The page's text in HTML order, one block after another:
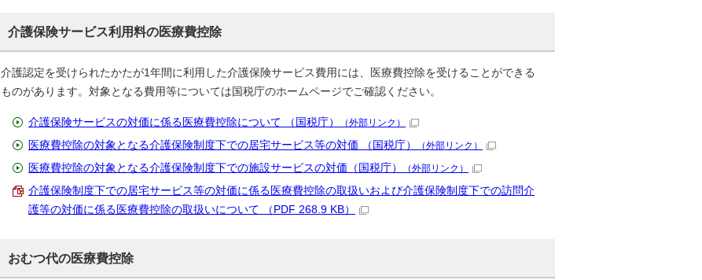
介護保険サービス利用料の医療費控除
介護認定を受けられたかたが1年間に利用した介護保険サービス費用には、医療費控除を受けることができる
ものがあります。対象となる費用等については国税庁のホームページでご確認ください。
介護保険サービスの対価に係る医療費控除について （国税庁） （外部リンク）
医療費控除の対象となる介護保険制度下での居宅サービス等の対価 （国税庁） （外部リンク）
医療費控除の対象となる介護保険制度下での施設サービスの対価（国税庁） （外部リンク）
介護保険制度下での居宅サービス等の対価に係る医療費控除の取扱いおよび介護保険制度下での訪問介
護等の対価に係る医療費控除の取扱いについて （PDF 268.9 KB）
おむつ代の医療費控除